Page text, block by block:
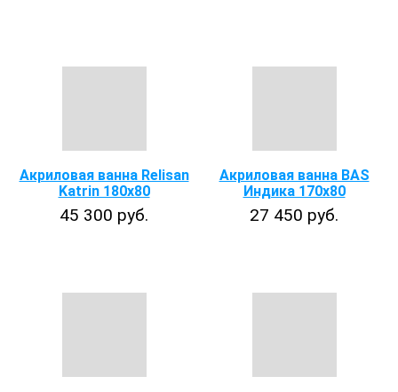
Акриловая ванна Relisan
Katrin 180х80
45 300 руб.
Акриловая ванна BAS
Индика 170х80
27 450 руб.